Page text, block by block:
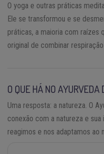
O yoga e outras práticas
Ele se transformou e se
práticas, a maioria com raízes
original de combinar
O QUE HÁ NO
Uma resposta: a natureza. O
conexão com a natureza e
reagimos e nos adaptamos ao